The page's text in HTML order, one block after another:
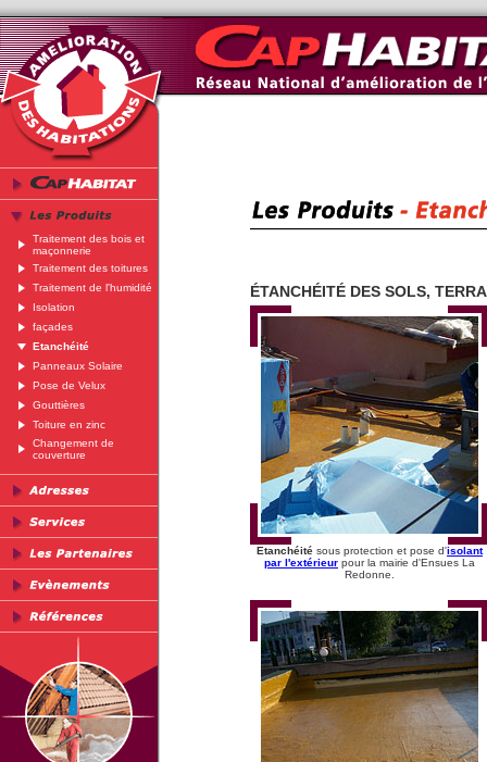
Traitement des bois et
maçonnerie
Traitement des toitures
Traitement de l'humidité
Isolation
façades
Etanchéité
Panneaux Solaire
Pose de Velux
Gouttières
Toiture en zinc
Changement de
couverture
ÉTANCHÉITÉ DES SOLS,
Etanchéité sous protection et pose d'isolant
par l'extérieur pour la mairie d'Ensues La
Redonne.